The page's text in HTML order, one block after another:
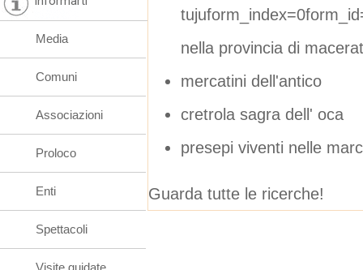
nella provincia di
mercatini dell'antico
cretrola sagra dell' oca
presepi viventi nelle
Guarda tutte le ricerche!
Media
Comuni
Associazioni
Proloco
Enti
Spettacoli
Visite guidate